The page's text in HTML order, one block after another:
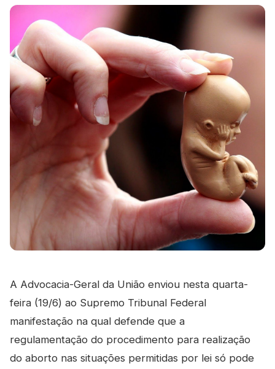
A Advocacia-Geral da União enviou nesta quarta-
feira (19/6) ao Supremo Tribunal Federal
manifestação na qual defende que a
regulamentação do procedimento para realização
do aborto nas situações permitidas por lei só pode